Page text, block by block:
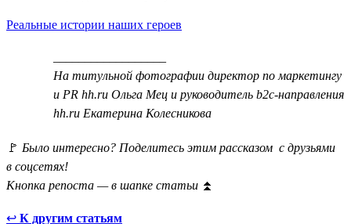
Реальные истории наших героев
На титульной фотографии директор по маркетингу
и PR hh.ru Ольга Мец и руководитель b2c-направления
hh.ru Екатерина Колесникова
🚩 Было интересно? Поделитесь этим рассказом с друзьями
в соцсетях!
Кнопка репоста — в шапке статьи ⏫
↩ К другим статьям